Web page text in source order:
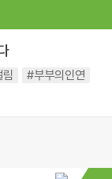
#부부의인연